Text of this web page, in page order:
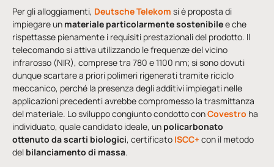
Per gli alloggiamenti, Deutsche Telekom si è proposta di
impiegare un materiale particolarmente sostenibilee che
rispettasse pienamente i requisiti prestazionali del prodotto. Il
telecomando si attiva utilizzando le frequenze del vicino
infrarosso (NIR), comprese tra 780 e 1100 nm; si sono dovuti
dunque scartare a priori polimeri rigenerati tramite riciclo
meccanico, perché la presenza degli additivi impiegati nelle
applicazioni precedenti avrebbe compromesso la trasmittanza
del materiale. Lo sviluppo congiunto condotto conCovestro ha
individuato, quale candidato ideale, un policarbonato
ottenuto da scarti biologici, certificato ISCC+con il metodo
del bilanciamento di massa.